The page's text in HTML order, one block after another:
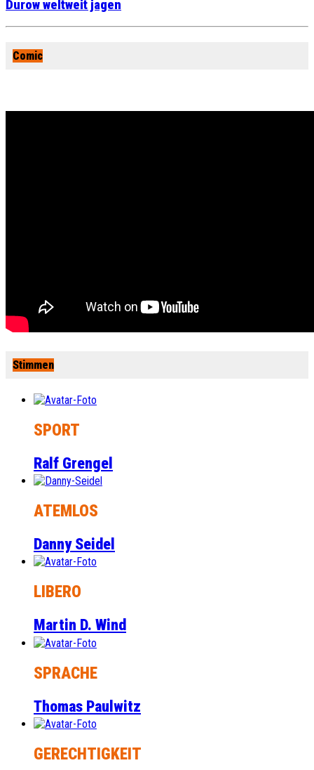
Durow weltweit jagen
Comic
Stimmen
SPORT
Ralf Grengel
ATEMLOS
Danny Seidel
LIBERO
Martin D. Wind
SPRACHE
Thomas Paulwitz
GERECHTIGKEIT